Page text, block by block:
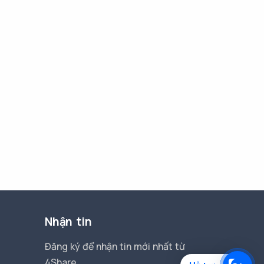
Nhận tin
Đăng ký để nhận tin mới nhất từ